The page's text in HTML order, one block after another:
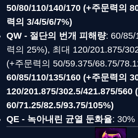
50/80/110/140/170 (+주문력의
력의 3/4/5/6/7%)
QW - 절단의 번개 피해량: 60/85/
력의 25%), 최대 120/201.875/
(+주문력의 50/59.375/68.75/
60/85/110/135/160 (+주문력의
120/201.875/302.5/421.875/560
60/71.25/82.5/93.75/105%)
QE - 녹아내린 균열 둔화율: